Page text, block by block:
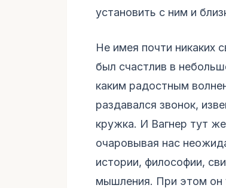
установить с ним и
Не имея почти никаких
был счастлив в
каким радостным
раздавался звонок,
кружка. И Вагнер тут
очаровывая нас
истории, философии,
мышления. При этом он